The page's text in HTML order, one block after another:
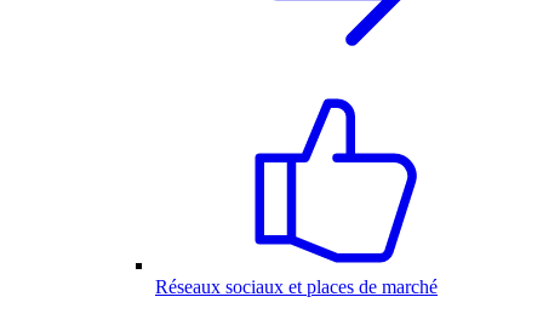
Réseaux sociaux et places de marché